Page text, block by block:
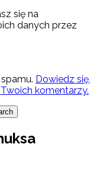
się na
danych przez
Dowiedz się,
komentarzy.